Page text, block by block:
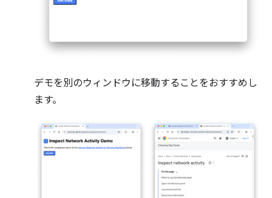
デモを別のウィンドウに移動することをおすすめし
ます。